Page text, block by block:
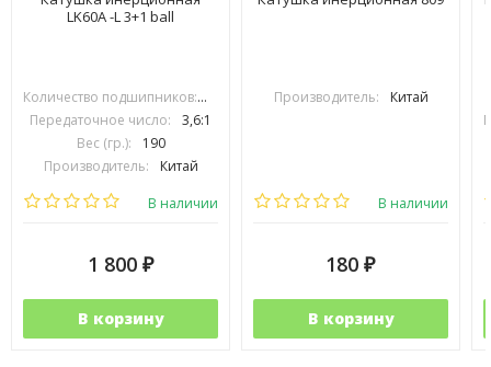
LK60A -L 3+1 ball
Количество подшипников:
Передаточное число:
3,6:1
Вес (гр.):
190
Производитель:
Китай
В наличии
1 800 ₽
В корзину
Производитель: Китай
В наличии
180 ₽
В корзину